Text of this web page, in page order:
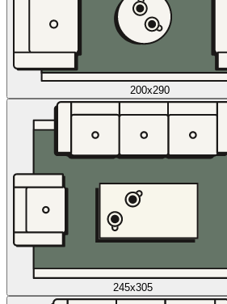
200x290
245x305